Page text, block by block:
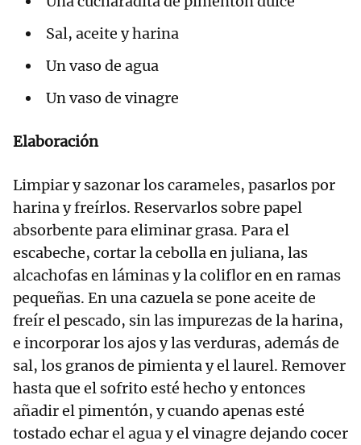
Sal, aceite y harina
Un vaso de agua
Un vaso de vinagre
Elaboración
Limpiar y sazonar los carameles, pasarlos por
harina y freírlos. Reservarlos sobre papel
absorbente para eliminar grasa. Para el
escabeche, cortar la cebolla en juliana, las
alcachofas en láminas y la coliflor en en ramas
pequeñas. En una cazuela se pone aceite de
freír el pescado, sin las impurezas de la harina,
e incorporar los ajos y las verduras, además de
sal, los granos de pimienta y el laurel. Remover
hasta que el sofrito esté hecho y entonces
añadir el pimentón, y cuando apenas esté
tostado echar el agua y el vinagre dejando cocer